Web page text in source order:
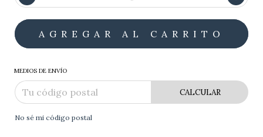
MEDIOS DE ENVÍO
CALCULAR
No sé mi código postal